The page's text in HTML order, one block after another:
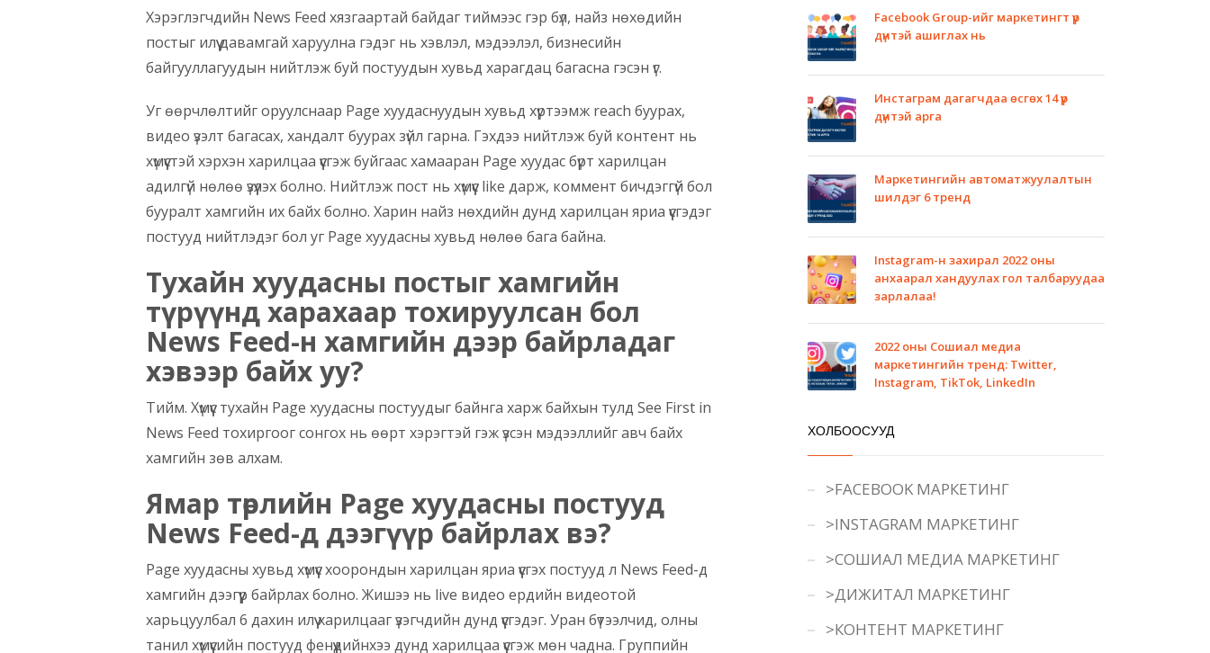
Хэрэглэгчдийн News Feed хязгаартай байдаг тиймээс гэр бүл, найз нөхөдийн
постыг илүү давамгай харуулна гэдэг нь хэвлэл, мэдээлэл, бизнесийн
байгууллагуудын нийтлэж буй постуудын хувьд харагдац багасна гэсэн үг.
Уг өөрчлөлтийг оруулснаар Page хуудаснуудын хувьд хүртээмж reach буурах,
видео үзэлт багасах, хандалт буурах зүйл гарна. Гэхдээ нийтлэж буй контент нь
хүмүүстэй хэрхэн харилцаа үүсгэж буйгаас хамааран Page хуудас бүрт харилцан
адилгүй нөлөө үзүүлэх болно. Нийтлэж пост нь хүмүүс like дарж, коммент бичдэггүй бол
бууралт хамгийн их байх болно. Харин найз нөхдийн дунд харилцан яриа үүсгэдэг
постууд нийтлэдэг бол уг Page хуудасны хувьд нөлөө бага байна.
Тухайн хуудасны постыг хамгийн
түрүүнд харахаар тохируулсан бол
News Feed-н хамгийн дээр байрладаг
хэвээр байх уу?
Тийм. Хүмүүс тухайн Page хуудасны постуудыг байнга харж байхын тулд See First in
News Feed тохиргоог сонгох нь өөрт хэрэгтэй гэж үзсэн мэдээллийг авч байх
хамгийн зөв алхам.
Ямар төрлийн Page хуудасны постууд
News Feed-д дээгүүр байрлах вэ?
Page хуудасны хувьд хүмүүс хоорондын харилцан яриа үүсгэх постууд л News Feed-д
хамгийн дээгүүр байрлах болно. Жишээ нь live видео ердийн видеотой
харьцуулбал 6 дахин илүү харилцааг үзэгчдийн дунд үүсгэдэг. Уран бүтээлчид, олны
танил хүмүүсийн постууд фенүүдийнхээ дунд харилцаа үүсгэж мөн чадна. Группийн
Facebook Group-ийг маркетингт үр
дүнтэй ашиглах нь
Инстаграм дагагчдаа өсгөх 14 үр
дүнтэй арга
Маркетингийн автоматжуулалтын
шилдэг 6 тренд
Instagram-н захирал 2022 оны
анхаарал хандуулах гол талбаруудаа
зарлалаа!
2022 оны Сошиал медиа
маркетингийн тренд: Twitter,
Instagram, TikTok, LinkedIn
ХОЛБООСУУД
>FACEBOOK МАРКЕТИНГ
>INSTAGRAM МАРКЕТИНГ
>СОШИАЛ МЕДИА МАРКЕТИНГ
>ДИЖИТАЛ МАРКЕТИНГ
>КОНТЕНТ МАРКЕТИНГ